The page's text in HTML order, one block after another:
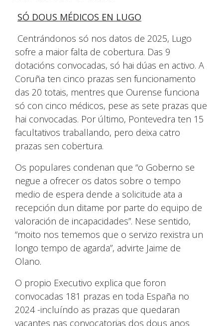
SÓ DOUS MÉDICOS EN LUGO
Centrándonos só nos datos de 2025, Lugo
sofre a maior falta de cobertura. Das 9
dotacións convocadas, só hai dúas en activo. A
Coruña ten cinco prazas sen funcionamento
das 20 totais, mentres que Ourense funciona
só con cinco médicos, pese as sete prazas que
hai convocadas. Por último, Pontevedra ten 15
facultativos traballando, pero deixa catro
prazas sen cobertura.
Os populares condenan que “o Goberno se
negue a ofrecer os datos sobre o tempo
medio de espera dende a solicitude ata a
recepción dun ditame por parte do equipo de
valoración de incapacidades”. Nese sentido,
“moito nos tememos que o servizo rexistra un
longo tempo de agarda”, advirte Jaime de
Olano.
O propio Executivo explica que foron
convocadas 181 prazas en toda España no
2024 -incluíndo as prazas que quedaran
vacantes nas convocatorias dos dous anos